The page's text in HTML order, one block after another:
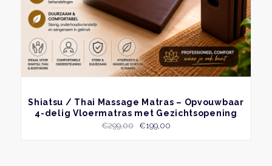
BEKIJK
Shiatsu / Thai Massage Matras – Opvouwbaar
4-delig Vloermatras met Gezichtsopening
€299,00
Oorspronkelijke
€199,00Huidige